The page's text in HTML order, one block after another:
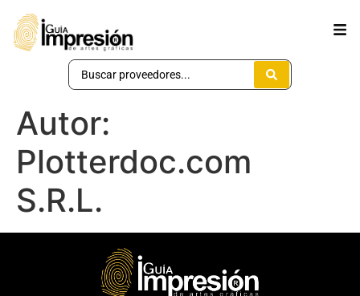
Autor:
Plotterdoc.com
S.R.L.